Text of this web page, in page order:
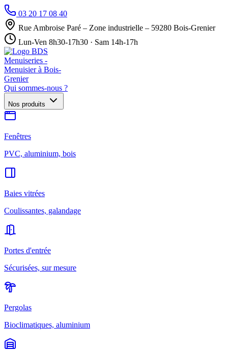
03 20 17 08 40
Rue Ambroise Paré – Zone industrielle – 59280 Bois-Grenier
Lun-Ven 8h30-17h30 · Sam 14h-17h
Qui sommes-nous ?
Nos produits
Fenêtres
PVC, aluminium, bois
Baies vitrées
Coulissantes, galandage
Portes d'entrée
Sécurisées, sur mesure
Pergolas
Bioclimatiques, aluminium